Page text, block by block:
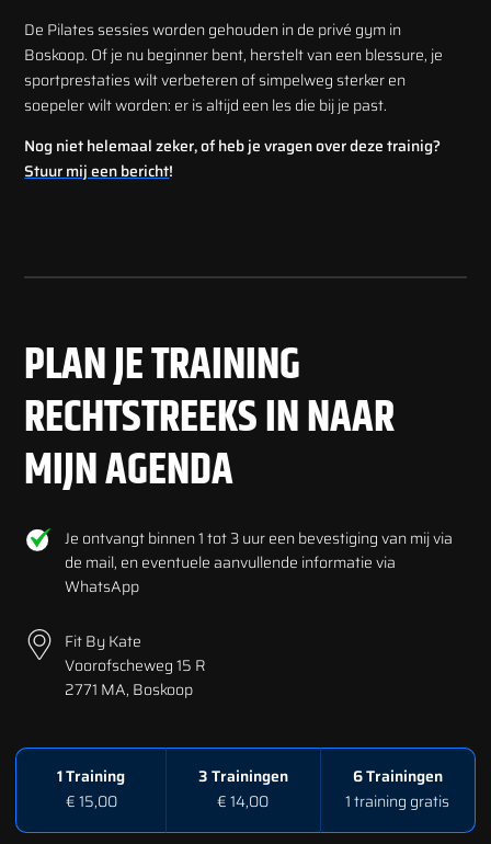
De Pilates sessies worden gehouden in de privé gym in
Boskoop. Of je nu beginner bent, herstelt van een blessure, je
sportprestaties wilt verbeteren of simpelweg sterker en
soepeler wilt worden: er is altijd een les die bij je past.
Nog niet helemaal zeker, of heb je vragen over deze trainig?
Stuur mij een bericht!
PLAN JE TRAINING
RECHTSTREEKS IN NAAR
MIJN AGENDA
Je ontvangt binnen 1 tot 3 uur een bevestiging van mij via
de mail, en eventuele aanvullende informatie via
WhatsApp
Fit By Kate
Voorofscheweg 15 R
2771 MA, Boskoop
1 Training
€ 15,00
3 Trainingen
€ 14,00
6 Trainingen
1 training gratis